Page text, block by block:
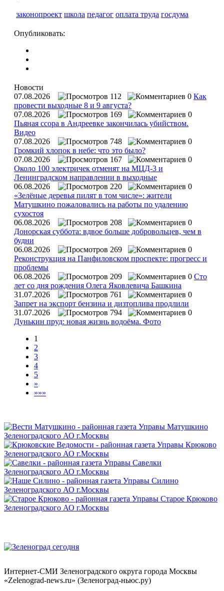
законопроект школа педагог оплата труда госдума
Опубликовать:
Новости
07.08.2026
112 0 Как
провести выходные 8 и 9 августа?
07.08.2026
169
0
Пьяная ссора в Андреевке закончилась убийством.
Видео
07.08.2026
748
0
Громкий хлопок в небе: что это было?
07.08.2026
167
0
Около 100 электричек отменят на МЦД-3 и
Ленинградском направлении в выходные
06.08.2026
220
0
«Зелёные деревья пилят в том числе»: жители
Матушкино пожаловались на работы по удалению
сухостоя
06.08.2026
208
0
Донорская суббота: вдвое больше добровольцев, чем в
будни
06.08.2026
269
0
Реконструкция на Панфиловском проспекте: прогресс и
проблемы
06.08.2026
209 0 Сто
лет со дня рождения Олега Яковлевича Башкина
31.07.2026
761
0
Запрет на экспорт бензина и дизтоплива продлили
31.07.2026
794
0
Дунькин пруд: новая жизнь водоёма. Фото
1
2
3
4
5
»
»»»
Интернет-СМИ Зеленоградского округа города Москвы
«Zelenograd-news.ru» (Зеленоград-ньюс.ру)